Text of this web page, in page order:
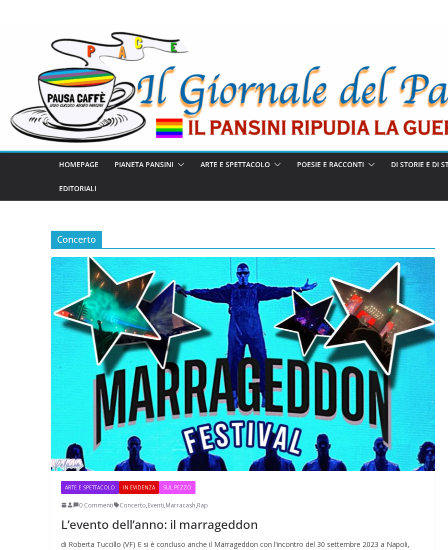
HOMEPAGE PIANETA PANSINI ARTE E SPETTACOLO POESIE E RACCONTI DI STORIE E DI
EDITORIALI
Concerto
ARTE E SPETTACOLO IN EVIDENZA SUL PEZZO
0 Commenti Concerto,Eventi,Marracash,Rap
L’evento dell’anno: il marrageddon
di Roberta Tuccillo (VF) E si è concluso anche il Marrageddon con l’incontro del 30 settembre 2023 a Napoli,
Incontro sul referendum per la riforma della
magistratura
L’ANNO DEI CINECOMICS: 2026 TRA FILM E
SERIE TV
Perle dei prof #38